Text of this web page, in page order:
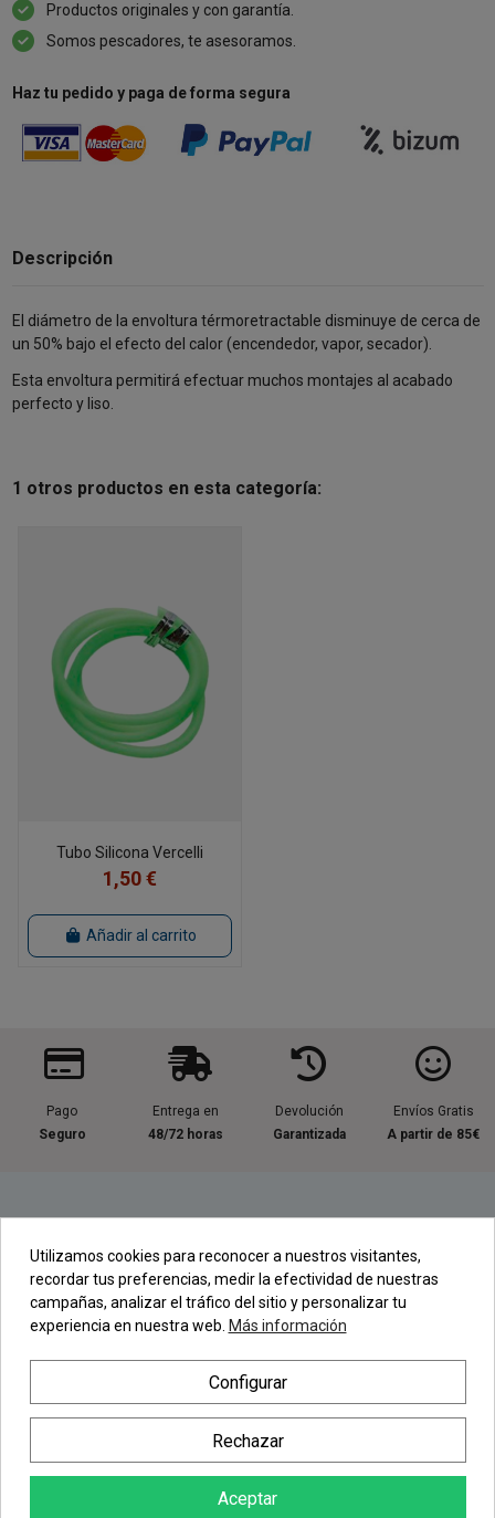
Productos originales y con garantía.
Somos pescadores, te asesoramos.
Haz tu pedido y paga de forma segura
Descripción
El diámetro de la envoltura térmoretractable disminuye de cerca de
un 50% bajo el efecto del calor (encendedor, vapor, secador).
Esta envoltura permitirá efectuar muchos montajes al acabado
perfecto y liso.
1 otros productos en esta categoría:
Tubo Silicona Vercelli
1,50 €
Añadir al carrito
Pago
Seguro
Entrega en
48/72 horas
Devolución
Garantizada
Envíos Gratis
A partir de 85€
Contacta con nosotros
Regístrate en nuestra Newsletter
Newsletter
Utilizamos cookies para reconocer a nuestros visitantes,
recordar tus preferencias, medir la efectividad de nuestras
campañas, analizar el tráfico del sitio y personalizar tu
experiencia en nuestra web. Más información
Configurar
Rechazar
Aceptar